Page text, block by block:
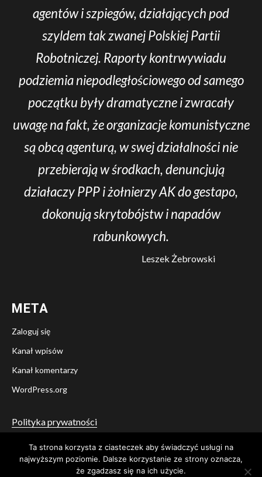
agentów i szpiegów, działających pod
szyldem tak zwanej Polskiej Partii
Robotniczej. Raporty kontrwywiadu
podziemia niepodległościowego od samego
początku były dramatyczne i zwracały
uwagę na fakt, że organizacje komunistyczne
są obcą agenturą, w swej działalności nie
przebierają w środkach, denuncjują
działaczy PPP i żołnierzy AK do gestapo,
dokonują skrytobójstw i napadów
rabunkowych.
Leszek Żebrowski
META
Zaloguj się
Kanał wpisów
Kanał komentarzy
WordPress.org
Polityka prywatności
TwitterFacebook
YouTubeInstagram
Ta strona korzysta z ciasteczek aby świadczyć usługi na
najwyższym poziomie. Dalsze korzystanie ze strony oznacza,
że zgadzasz się na ich użycie.